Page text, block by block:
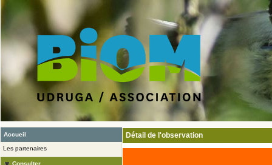
Accueil
Les partenaires
Consulter
Détail de l'observation